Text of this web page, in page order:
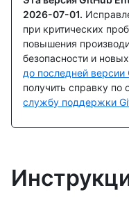
2026-07-01.
при критических
повышения
безопасности и
до последней версии
получить справку по
службу поддержки